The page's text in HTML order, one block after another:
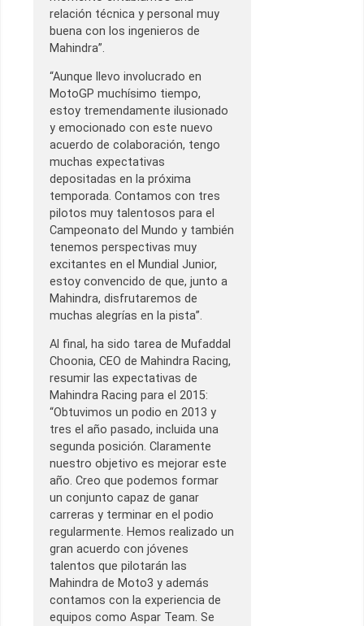
relación técnica y personal muy
buena con los ingenieros de
Mahindra”.
“Aunque llevo involucrado en
MotoGP muchísimo tiempo,
estoy tremendamente ilusionado
y emocionado con este nuevo
acuerdo de colaboración, tengo
muchas expectativas
depositadas en la próxima
temporada. Contamos con tres
pilotos muy talentosos para el
Campeonato del Mundo y también
tenemos perspectivas muy
excitantes en el Mundial Junior,
estoy convencido de que, junto a
Mahindra, disfrutaremos de
muchas alegrías en la pista”.
Al final, ha sido tarea de Mufaddal
Choonia, CEO de Mahindra Racing,
resumir las expectativas de
Mahindra Racing para el 2015:
“Obtuvimos un podio en 2013 y
tres el año pasado, incluida una
segunda posición. Claramente
nuestro objetivo es mejorar este
año. Creo que podemos formar
un conjunto capaz de ganar
carreras y terminar en el podio
regularmente. Hemos realizado un
gran acuerdo con jóvenes
talentos que pilotarán las
Mahindra de Moto3 y además
contamos con la experiencia de
equipos como Aspar Team. Se